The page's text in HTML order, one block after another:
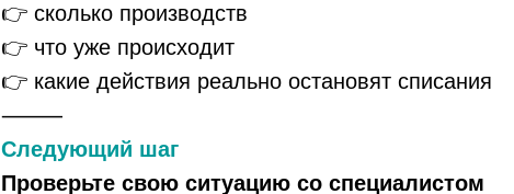
👉 сколько производств
👉 что уже происходит
👉 какие действия реально остановят списания
⸻
Следующий шаг
Проверьте свою ситуацию со специалистом